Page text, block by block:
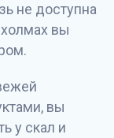
не доступна
вы
вы
у скал и